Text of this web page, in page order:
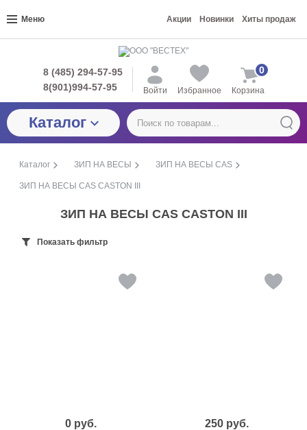
Меню Акции Новинки Хиты продаж
8 (485) 294-57-95
8(901)994-57-95
Войти Избранное Корзина
0
Каталог
Каталог ЗИП НА ВЕСЫ ЗИП НА ВЕСЫ CAS
ЗИП НА ВЕСЫ CAS CASTON III
ЗИП НА ВЕСЫ CAS CASTON III
Показать фильтр
0 руб. 250 руб.